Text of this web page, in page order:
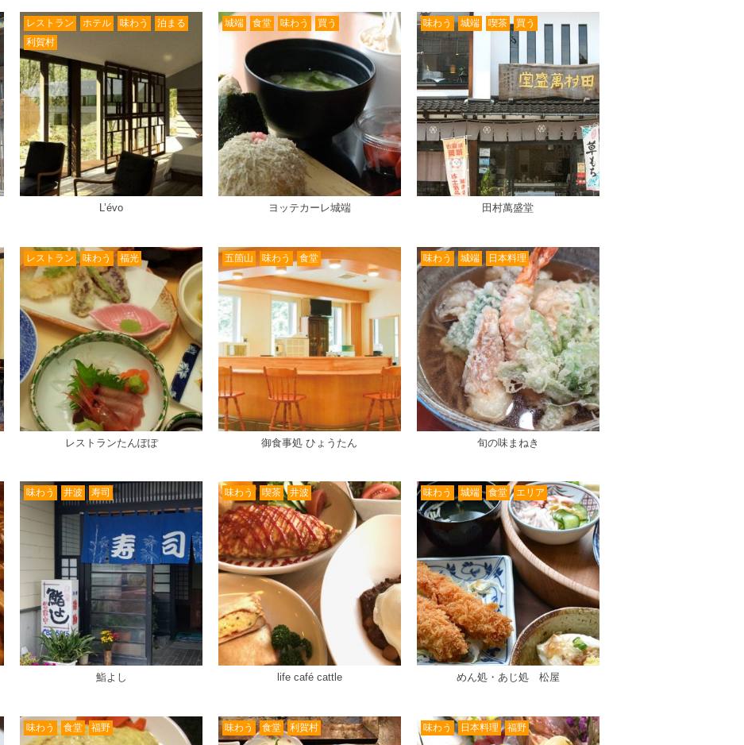
レストラン ホテル 味わう
泊まる
利賀村
L’évo
城端 食堂 味わう 買う
ヨッテカーレ城端
味わう 城端 喫茶 買う
田村萬盛堂
レストラン 味わう 福光
レストランたんぽぽ
五箇山 味わう 食堂
御食事処 ひょうたん
味わう 城端 日本料理
旬の味まねき
味わう 井波 寿司
鮨よし
味わう 喫茶 井波
life café cattle
味わう 城端 食堂 エリア
めん処・あじ処 松屋
味わう 食堂 福野 味わう 食堂 利賀村 味わう 日本料理 福野